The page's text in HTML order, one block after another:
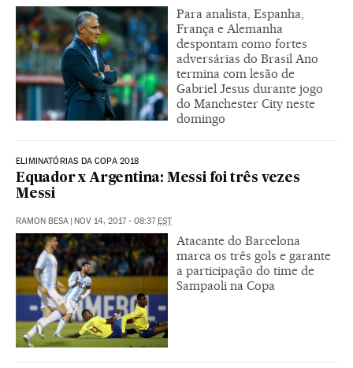
Para analista, Espanha,
França e Alemanha
despontam como fortes
adversárias do Brasil Ano
termina com lesão de
Gabriel Jesus durante jogo
do Manchester City neste
domingo
ELIMINATÓRIAS DA COPA 2018
Equador x Argentina: Messi foi três vezes
Messi
RAMON BESA | NOV 14, 2017 - 08:37EST
Atacante do Barcelona
marca os três gols e garante
a participação do time de
Sampaoli na Copa